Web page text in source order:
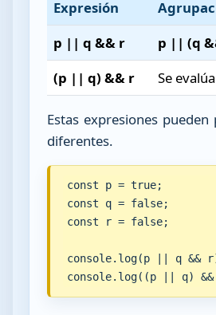
Expresión
p || q && r
p || (q
(p || q) && r
Se
Estas expresiones
diferentes.
const p = true;
const q = false;
const r = false;
console.log(p || q &&
console.log((p || q)